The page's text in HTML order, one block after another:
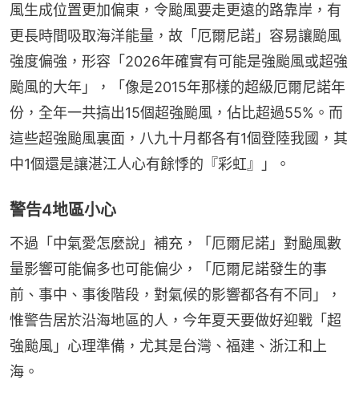
風生成位置更加偏東，令颱風要走更遠的路靠岸，有
更長時間吸取海洋能量，故「厄爾尼諾」容易讓颱風
強度偏強，形容「2026年確實有可能是強颱風或超強
颱風的大年」，「像是2015年那樣的超級厄爾尼諾年
份，全年一共搞出15個超強颱風，佔比超過55%。而
這些超強颱風裏面，八九十月都各有1個登陸我國，其
中1個還是讓湛江人心有餘悸的『彩虹』」。
警告4地區小心
不過「中氣愛怎麼說」補充，「厄爾尼諾」對颱風數
量影響可能偏多也可能偏少，「厄爾尼諾發生的事
前、事中、事後階段，對氣候的影響都各有不同」，
惟警告居於沿海地區的人，今年夏天要做好迎戰「超
強颱風」心理準備，尤其是台灣、福建、浙江和上
海。